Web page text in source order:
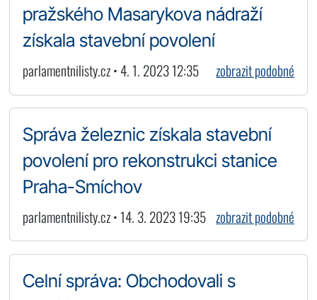
pražského Masarykova nádraží
získala stavební povolení
parlamentnilisty.cz • 4. 1. 2023 12:35 zobrazit podobné
Správa železnic získala stavební
povolení pro rekonstrukci stanice
Praha-Smíchov
parlamentnilisty.cz • 14. 3. 2023 19:35 zobrazit podobné
Celní správa: Obchodovali s